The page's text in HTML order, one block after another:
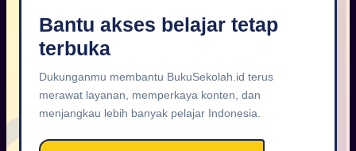
Bantu akses belajar tetap
terbuka
Dukunganmu membantu BukuSekolah.id terus
merawat layanan, memperkaya konten, dan
menjangkau lebih banyak pelajar Indonesia.